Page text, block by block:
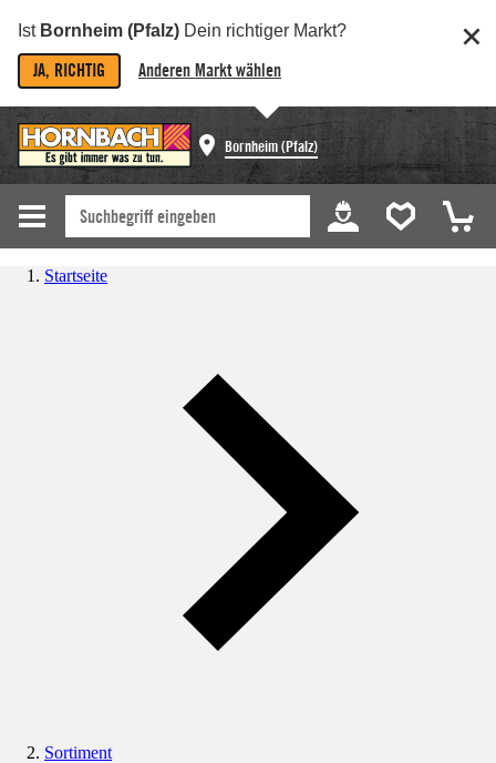
Ist Bornheim (Pfalz) Dein richtiger Markt?
JA, RICHTIG Anderen Markt wählen
Bornheim (Pfalz)
Startseite
Sortiment